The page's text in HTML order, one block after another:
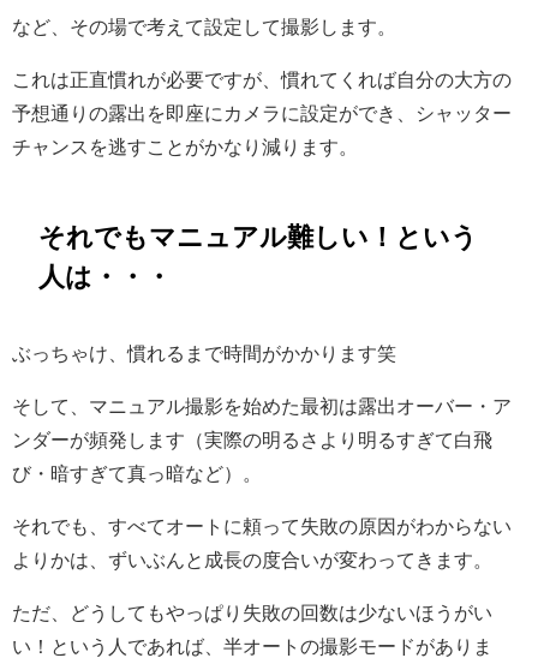
など、その場で考えて設定して撮影します。
これは正直慣れが必要ですが、慣れてくれば自分の大方の
予想通りの露出を即座にカメラに設定ができ、シャッター
チャンスを逃すことがかなり減ります。
それでもマニュアル難しい！という
人は・・・
ぶっちゃけ、慣れるまで時間がかかります笑
そして、マニュアル撮影を始めた最初は露出オーバー・ア
ンダーが頻発します（実際の明るさより明るすぎて白飛
び・暗すぎて真っ暗など）。
それでも、すべてオートに頼って失敗の原因がわからない
よりかは、ずいぶんと成長の度合いが変わってきます。
ただ、どうしてもやっぱり失敗の回数は少ないほうがい
い！という人であれば、半オートの撮影モードがありま